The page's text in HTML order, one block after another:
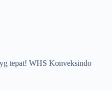
tepat! WHS Konveksindo